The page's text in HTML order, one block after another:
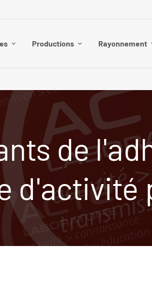
Productions Rayonnement
de
d'activité